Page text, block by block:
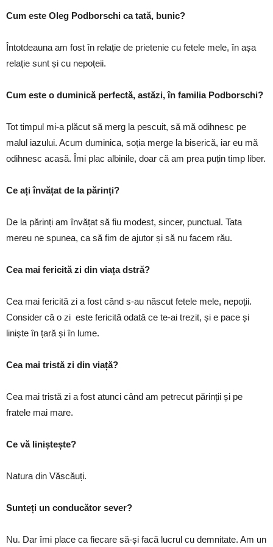
Cum este Oleg Podborschi ca tată, bunic?
Întotdeauna am fost în relație de prietenie cu fetele mele, în așa
relație sunt și cu nepoțeii.
Cum este o duminică perfectă, astăzi, în familia Podborschi?
Tot timpul mi-a plăcut să merg la pescuit, să mă odihnesc pe
malul iazului. Acum duminica, soția merge la biserică, iar eu mă
odihnesc acasă. Îmi plac albinile, doar că am prea puțin timp liber.
Ce ați învățat de la părinți?
De la părinți am învățat să fiu modest, sincer, punctual. Tata
mereu ne spunea, ca să fim de ajutor și să nu facem rău.
Cea mai fericită zi din viața dstră?
Cea mai fericită zi a fost când s-au născut fetele mele, nepoții.
Consider că o zi este fericită odată ce te-ai trezit, și e pace și
liniște în țară și în lume.
Cea mai tristă zi din viață?
Cea mai tristă zi a fost atunci când am petrecut părinții și pe
fratele mai mare.
Ce vă liniștește?
Natura din Văscăuți.
Sunteți un conducător sever?
Nu. Dar îmi place ca fiecare să-și facă lucrul cu demnitate. Am un